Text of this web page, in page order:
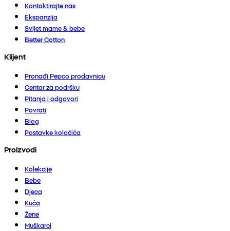
Kontaktirajte nas
Ekspanzija
Svijet mame & bebe
Better Cotton
Klijent
Pronađi Pepco prodavnicu
Centar za podršku
Pitanja i odgovori
Povrati
Blog
Postavke kolačića
Proizvodi
Kolekcije
Bebe
Djeca
Kuća
Žene
Muškarci